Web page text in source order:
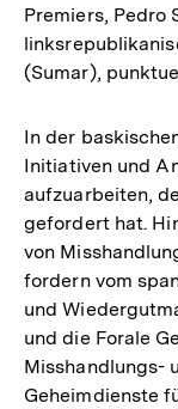
Premiers, Pedro
(Sumar),
In der
Initiativen und
aufzuarbeiten,
gefordert hat.
von
fordern vom
und
und die Forale
Misshandlungs-
Geheimdienste